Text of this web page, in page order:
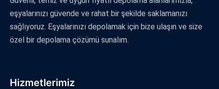
eşyalarınızı güvende ve rahat bir şekilde saklamanızı
sağlıyoruz. Eşyalarınızı depolamak için bize ulaşın ve size
özel bir depolama çözümü sunalım.
Hizmetlerimiz